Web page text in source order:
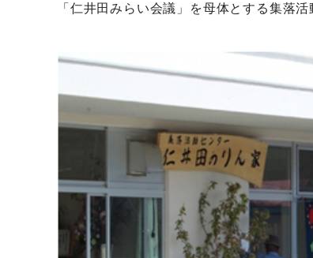
「仁井田みらい会議」を母体とする集落